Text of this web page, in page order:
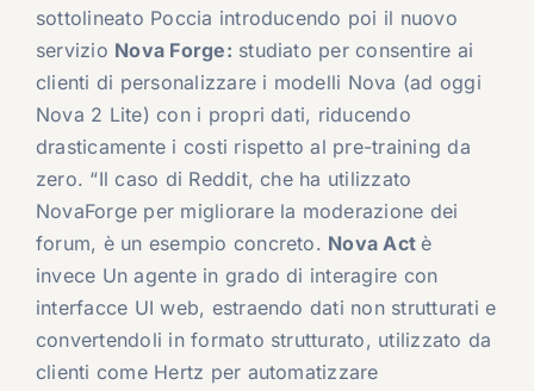
sottolineato Poccia introducendo poi il nuovo
servizio Nova Forge: studiato per consentire ai
clienti di personalizzare i modelli Nova (ad oggi
Nova 2 Lite) con i propri dati, riducendo
drasticamente i costi rispetto al pre-training da
zero. “Il caso di Reddit, che ha utilizzato
NovaForge per migliorare la moderazione dei
forum, è un esempio concreto. Nova Actè
invece Un agente in grado di interagire con
interfacce UI web, estraendo dati non strutturati e
convertendoli in formato strutturato, utilizzato da
clienti come Hertz per automatizzare